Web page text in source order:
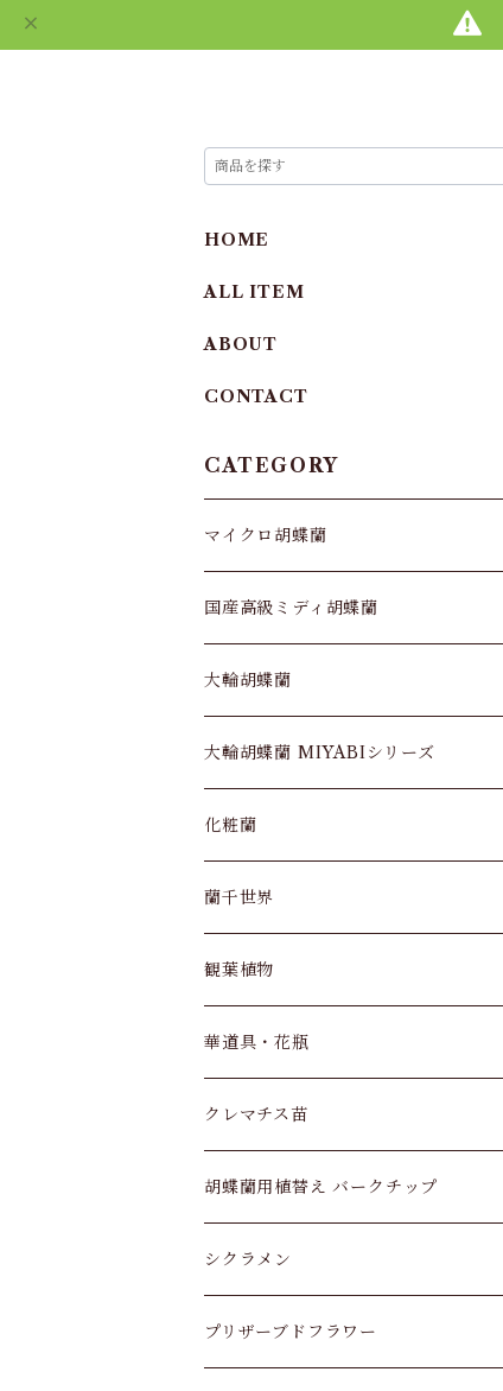
HOME
ALL ITEM
ABOUT
CONTACT
CATEGORY
マイクロ胡蝶蘭
国産高級ミディ胡蝶蘭
大輪胡蝶蘭
大輪胡蝶蘭 3本立
大輪胡蝶蘭 5本立
大輪胡蝶蘭 7本立
大輪胡蝶蘭 10本立
大輪胡蝶蘭 MIYABIシリーズ
MIYABIシリーズ 3本立
MIYABIシリーズ 5本立
化粧蘭
蘭千世界
観葉植物
パキラ
ユッカ
モンキーツリー
ガジュマル
ストレリチア オーガスタ
華道具・花瓶
クレマチス苗
胡蝶蘭用植替え バークチップ
シクラメン
プリザーブドフラワー